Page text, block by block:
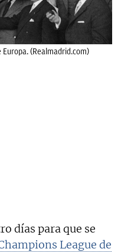
Europa. (Realmadrid.com)
días para que se
League de